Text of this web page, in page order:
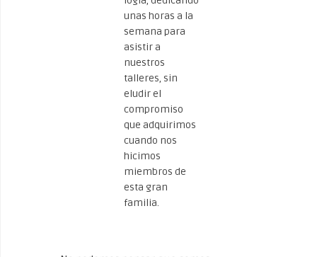
unas horas a la
semana para
asistir a
nuestros
talleres, sin
eludir el
compromiso
que adquirimos
cuando nos
hicimos
miembros de
esta gran
familia.